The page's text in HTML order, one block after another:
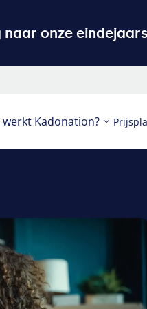
onze
werkt Kadonation?